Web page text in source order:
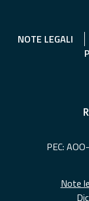
NOTE LEGALI
PEC:
Note